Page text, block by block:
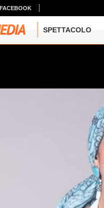
FACEBOOK
SPETTACOLO